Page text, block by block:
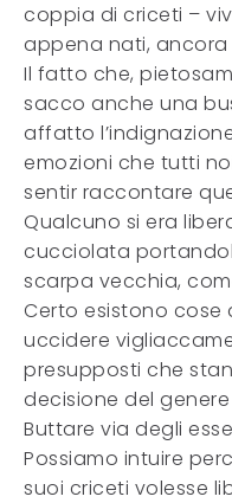
coppia di criceti –
appena nati, ancora
Il fatto che,
sacco anche una
affatto
emozioni che tutti
sentir raccontare
Qualcuno si era
cucciolata
scarpa vecchia,
Certo esistono cose
uccidere
presupposti che
decisione del
Buttare via degli
Possiamo intuire
suoi criceti volesse